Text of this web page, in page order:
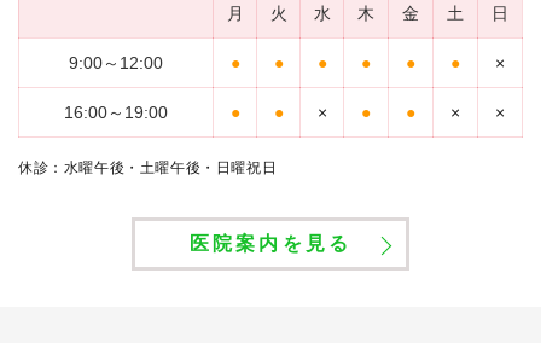
月 火 水 木 金 土 日
9:00～12:00 ● ● ● ● ● ● ×
16:00～19:00 ● ● × ● ● × ×
休診：水曜午後・土曜午後・日曜祝日
医院案内を見る